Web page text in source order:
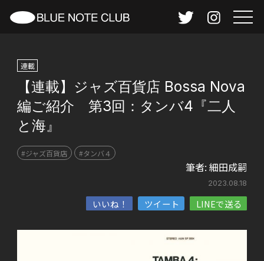
連載
【連載】ジャズ百貨店 Bossa Nova
編ご紹介 第3回：タンバ4『二人
と海』
#ジャズ百貨店 #タンバ４
筆者:細田成嗣
2023.08.18
いいね！ ツイート LINEで送る